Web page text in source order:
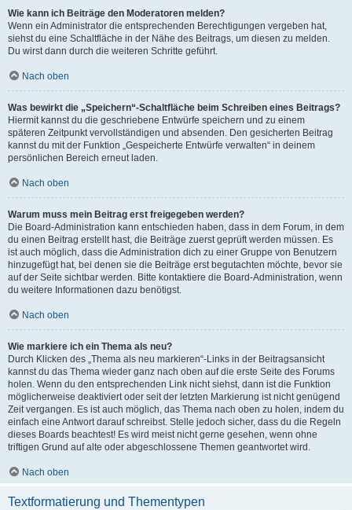
Wie kann ich Beiträge den Moderatoren melden?
Wenn ein Administrator die entsprechenden Berechtigungen vergeben hat,
siehst du eine Schaltfläche in der Nähe des Beitrags, um diesen zu melden.
Du wirst dann durch die weiteren Schritte geführt.
Nach oben
Was bewirkt die „Speichern“-Schaltfläche beim Schreiben eines Beitrags?
Hiermit kannst du die geschriebene Entwürfe speichern und zu einem
späteren Zeitpunkt vervollständigen und absenden. Den gesicherten Beitrag
kannst du mit der Funktion „Gespeicherte Entwürfe verwalten“ in deinem
persönlichen Bereich erneut laden.
Nach oben
Warum muss mein Beitrag erst freigegeben werden?
Die Board-Administration kann entschieden haben, dass in dem Forum, in dem
du einen Beitrag erstellt hast, die Beiträge zuerst geprüft werden müssen. Es
ist auch möglich, dass die Administration dich zu einer Gruppe von Benutzern
hinzugefügt hat, bei denen sie die Beiträge erst begutachten möchte, bevor sie
auf der Seite sichtbar werden. Bitte kontaktiere die Board-Administration, wenn
du weitere Informationen dazu benötigst.
Nach oben
Wie markiere ich ein Thema als neu?
Durch Klicken des „Thema als neu markieren“-Links in der Beitragsansicht
kannst du das Thema wieder ganz nach oben auf die erste Seite des Forums
holen. Wenn du den entsprechenden Link nicht siehst, dann ist die Funktion
möglicherweise deaktiviert oder seit der letzten Markierung ist nicht genügend
Zeit vergangen. Es ist auch möglich, das Thema nach oben zu holen, indem du
einfach eine Antwort darauf schreibst. Stelle jedoch sicher, dass du die Regeln
dieses Boards beachtest! Es wird meist nicht gerne gesehen, wenn ohne
triftigen Grund auf alte oder abgeschlossene Themen geantwortet wird.
Nach oben
Textformatierung und Thementypen